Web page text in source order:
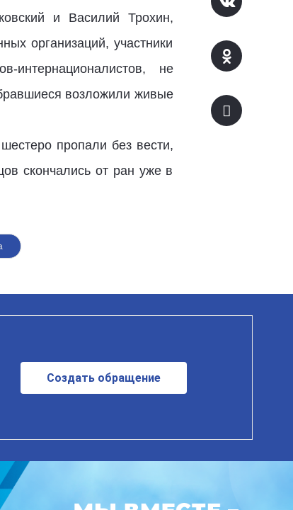
и Василий Трохин,
организаций, участники
интернационалистов, не
возложили живые
пропали без вести,
скончались от ран уже в
Создать обращение